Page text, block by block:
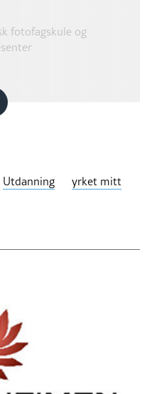
fotofagskule og
Utdanning yrket mitt